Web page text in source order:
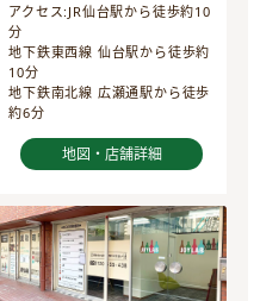
アクセス:JR仙台駅から徒歩約10
分
地下鉄東西線 仙台駅から徒歩約
10分
地下鉄南北線 広瀬通駅から徒歩
約6分
地図・店舗詳細